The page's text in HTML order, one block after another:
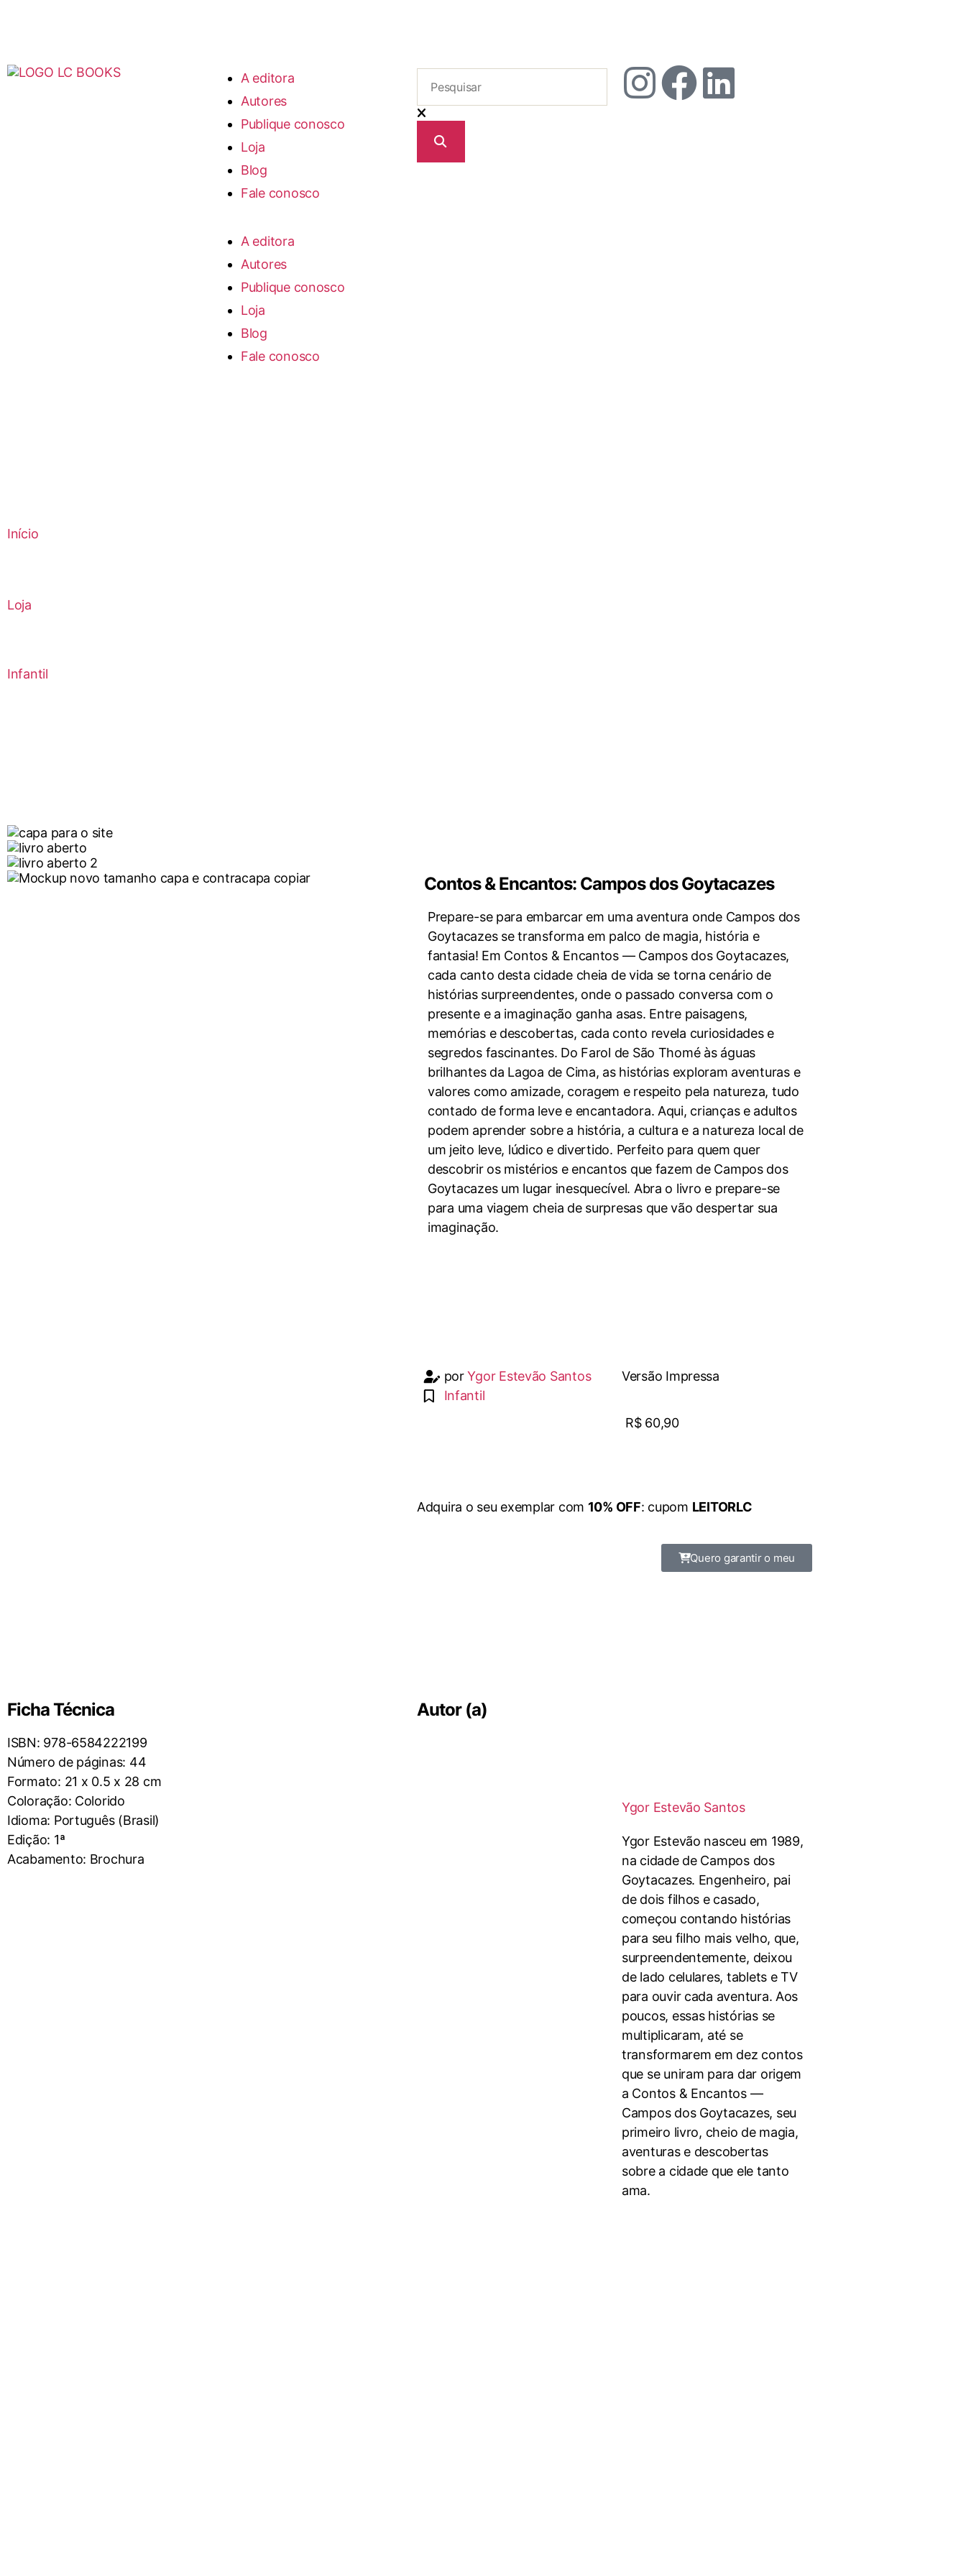
A editora
Autores
Publique conosco
Loja
Blog
Fale conosco
A editora
Autores
Publique conosco
Loja
Blog
Fale conosco
Início
Loja
Infantil
Contos & Encantos: Campos dos Goytacazes
Prepare-se para embarcar em uma aventura onde Campos dos
Goytacazes se transforma em palco de magia, história e
fantasia! Em Contos & Encantos ― Campos dos Goytacazes,
cada canto desta cidade cheia de vida se torna cenário de
histórias surpreendentes, onde o passado conversa com o
presente e a imaginação ganha asas. Entre paisagens,
memórias e descobertas, cada conto revela curiosidades e
segredos fascinantes. Do Farol de São Thomé às águas
brilhantes da Lagoa de Cima, as histórias exploram aventuras e
valores como amizade, coragem e respeito pela natureza, tudo
contado de forma leve e encantadora. Aqui, crianças e adultos
podem aprender sobre a história, a cultura e a natureza local de
um jeito leve, lúdico e divertido. Perfeito para quem quer
descobrir os mistérios e encantos que fazem de Campos dos
Goytacazes um lugar inesquecível. Abra o livro e prepare-se
para uma viagem cheia de surpresas que vão despertar sua
imaginação.
porYgor Estevão Santos
Infantil
Versão Impressa
R$ 60,90
Adquira o seu exemplar com 10% OFF: cupom LEITORLC
Quero garantir o meu
Ficha Técnica
ISBN: 978-6584222199
Número de páginas: 44
Formato: 21 x 0.5 x 28 cm
Coloração: Colorido
Idioma: Português (Brasil)
Edição: 1ª
Acabamento: Brochura
Autor (a)
Ygor Estevão Santos
Ygor Estevão nasceu em 1989,
na cidade de Campos dos
Goytacazes. Engenheiro, pai
de dois filhos e casado,
começou contando histórias
para seu filho mais velho, que,
surpreendentemente, deixou
de lado celulares, tablets e TV
para ouvir cada aventura. Aos
poucos, essas histórias se
multiplicaram, até se
transformarem em dez contos
que se uniram para dar origem
a Contos & Encantos ―
Campos dos Goytacazes, seu
primeiro livro, cheio de magia,
aventuras e descobertas
sobre a cidade que ele tanto
ama.